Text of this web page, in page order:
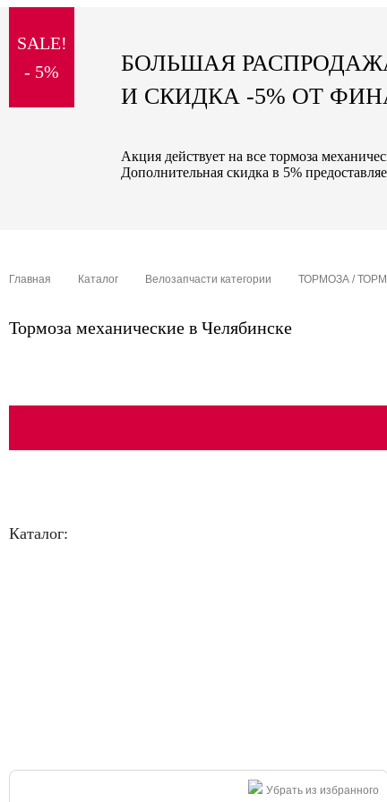
sale
special price
SALE!
- 5%
БОЛЬШАЯ
И СКИДКА -5% ОТ
Акция действует на все тормоза
Дополнительная скидка в 5%
Главная Каталог Велозапчасти категории ТОРМОЗА /
Тормоза механические в Челябинске
Каталог:
Убрать из избранного